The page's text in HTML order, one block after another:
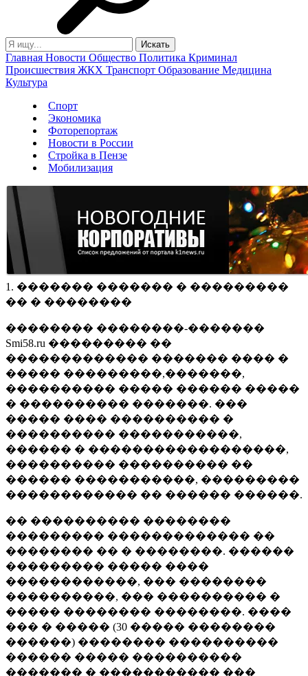
Главная Новости Общество Политика Криминал
Происшествия ЖКХ Транспорт Образование Медицина
Культура
Спорт
Экономика
Фоторепортаж
Новости в России
Стройка в Пензе
Мобилизация
1. ������� ������� � ���������
�� � ��������
�������� ��������-�������
Smi58.ru ��������� ��
������������� ������� ���� �
����� ���������,�������,
���������� ����� ������ �����
� ���������� �������. ���
����� ���� ���������� �
���������� �����������,
������ � ������������������,
���������� ���������� ��
������ �����������, ���������
������������ �� ������ ������.
�� ���������� ��������
��������� ������������� ��
�������� �� � ��������. ������
��������� ����� ����
������������, ��� ��������
����������, ��� ���������� �
����� �������� ��������. ����
��� � ����� (30 ����� ��������
������) �������� ����������
������ ����� ����������
������� � ����������� ���